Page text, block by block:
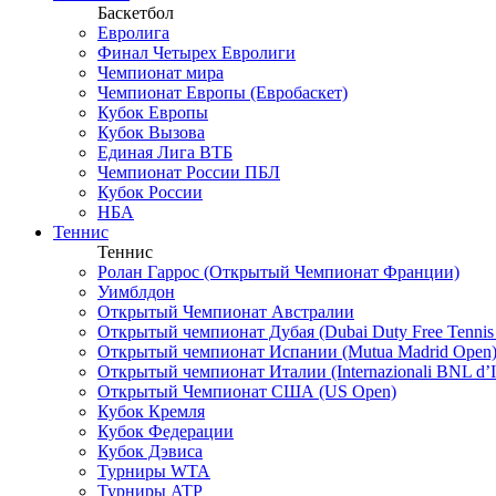
Баскетбол
Евролига
Финал Четырех Евролиги
Чемпионат мира
Чемпионат Европы (Евробаскет)
Кубок Европы
Кубок Вызова
Единая Лига ВТБ
Чемпионат России ПБЛ
Кубок России
НБА
Теннис
Теннис
Ролан Гаррос (Открытый Чемпионат Франции)
Уимблдон
Открытый Чемпионат Австралии
Открытый чемпионат Дубая (Dubai Duty Free Tennis
Открытый чемпионат Испании (Mutua Madrid Open)
Открытый чемпионат Италии (Internazionali BNL
Открытый Чемпионат США (US Open)
Кубок Кремля
Кубок Федерации
Кубок Дэвиса
Турниры WTA
Турниры ATP